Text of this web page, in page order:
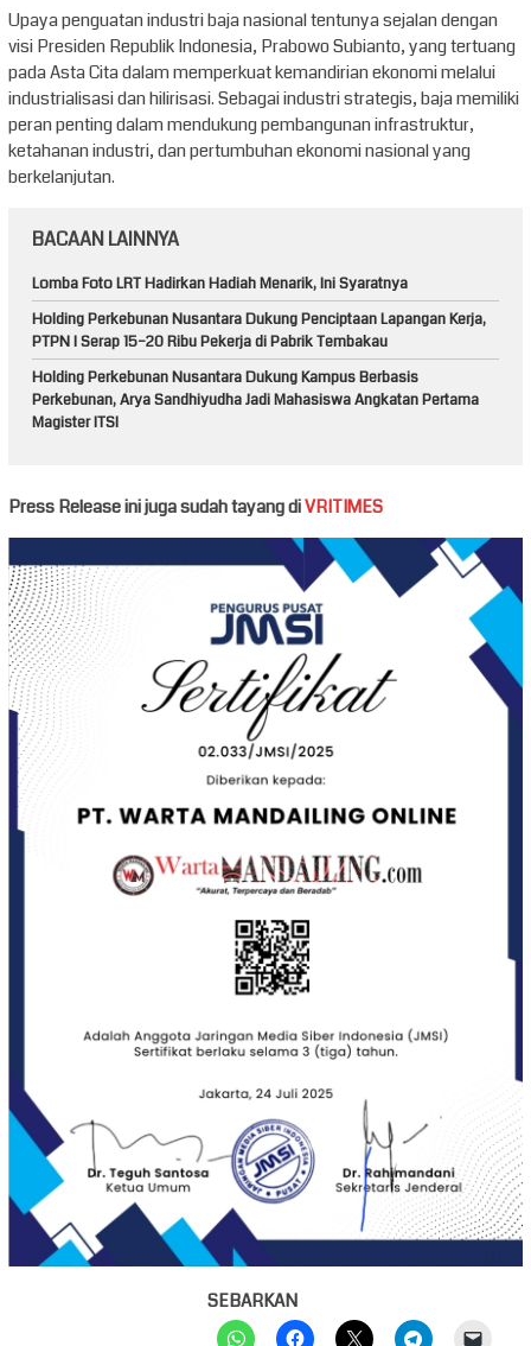
Upaya penguatan industri baja nasional tentunya sejalan dengan
visi Presiden Republik Indonesia, Prabowo Subianto, yang tertuang
pada Asta Cita dalam memperkuat kemandirian ekonomi melalui
industrialisasi dan hilirisasi. Sebagai industri strategis, baja memiliki
peran penting dalam mendukung pembangunan infrastruktur,
ketahanan industri, dan pertumbuhan ekonomi nasional yang
berkelanjutan.
BACAAN LAINNYA
Lomba Foto LRT Hadirkan Hadiah Menarik, Ini Syaratnya
Holding Perkebunan Nusantara Dukung Penciptaan Lapangan Kerja,
PTPN I Serap 15–20 Ribu Pekerja di Pabrik Tembakau
Holding Perkebunan Nusantara Dukung Kampus Berbasis
Perkebunan, Arya Sandhiyudha Jadi Mahasiswa Angkatan Pertama
Magister ITSI
Press Release ini juga sudah tayang diVRITIMES
SEBARKAN